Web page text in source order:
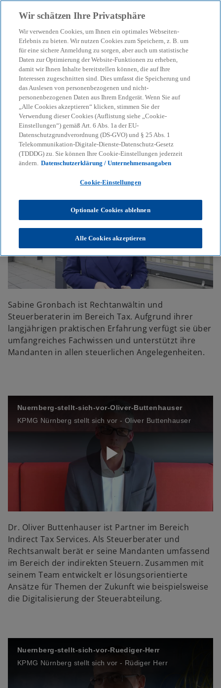
menu search
KPMG Nürnberg stellt sich
vor
Lernen Sie uns kennen.
KPMG Über KPMG Standorte KPMG in Nürnberg
Nuernberg-stellt-sich-vor-Sabine-Gronbach
P
l
a
y
V
i
d
e
o
Sabine Gronbach ist Rechtanwältin und
Steuerberaterin im Bereich Tax. Aufgrund ihrer
langjährigen praktischen Erfahrung verfügt sie über
umfangreiches Fachwissen und unterstützt ihre
Mandanten in allen steuerlichen Angelegenheiten.
Nuernberg-stellt-sich-vor-Oliver-Buttenhauser
KPMG Nürnberg stellt sich vor - Oliver Buttenhauser
P
l
a
V
Dr. Oliver Buttenhauser ist Partner im Bereich
Indirect Tax Services. Als Steuerberater und
Rechtsanwalt berät er seine Mandanten umfassend
im Bereich der indirekten Steuern. Zusammen mit
seinem Team entwickelt er lösungsorientierte
Ansätze für Themen der Zukunft wie beispielsweise
die Digitalisierung der Steuerabteilung.
Nuernberg-stellt-sich-vor-Ruediger-Herr
KPMG Nürnberg stellt sich vor - Rüdiger Herr
Wir schätzen Ihre Privatsphäre
Wir verwenden Cookies, um Ihnen ein optimales Webseiten-
Erlebnis zu bieten. Wir nutzen Cookies zum Speichern, z. B. um
für eine sichere Anmeldung zu sorgen, aber auch um statistische
Daten zur Optimierung der Website-Funktionen zu erheben,
damit wir Ihnen Inhalte bereitstellen können, die auf Ihre
Interessen zugeschnitten sind. Dies umfasst die Speicherung und
das Auslesen von personenbezogenen und nicht-
personenbezogenen Daten aus Ihrem Endgerät. Wenn Sie auf
„Alle Cookies akzeptieren“ klicken, stimmen Sie der
Verwendung dieser Cookies (Auflistung siehe „Cookie-
Einstellungen“) gemäß Art. 6 Abs. 1a der EU-
Datenschutzgrundverordnung (DS-GVO) und § 25 Abs. 1
Telekommunikation-Digitale-Dienste-Datenschutz-Gesetz
(TDDDG) zu. Sie können Ihre Cookie-Einstellungen jederzeit
ändern. Datenschutzerklärung / Unternehmensangaben
Cookie-Einstellungen
Optionale Cookies ablehnen
Alle Cookies akzeptieren